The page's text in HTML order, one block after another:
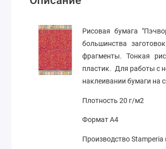
Рисовая бумага
большинства
фрагменты. Тонкая
пластик. Для работы с
наклеивании бумаги на
Плотность 20 г/м2
Формат А4
Производство Stamperia